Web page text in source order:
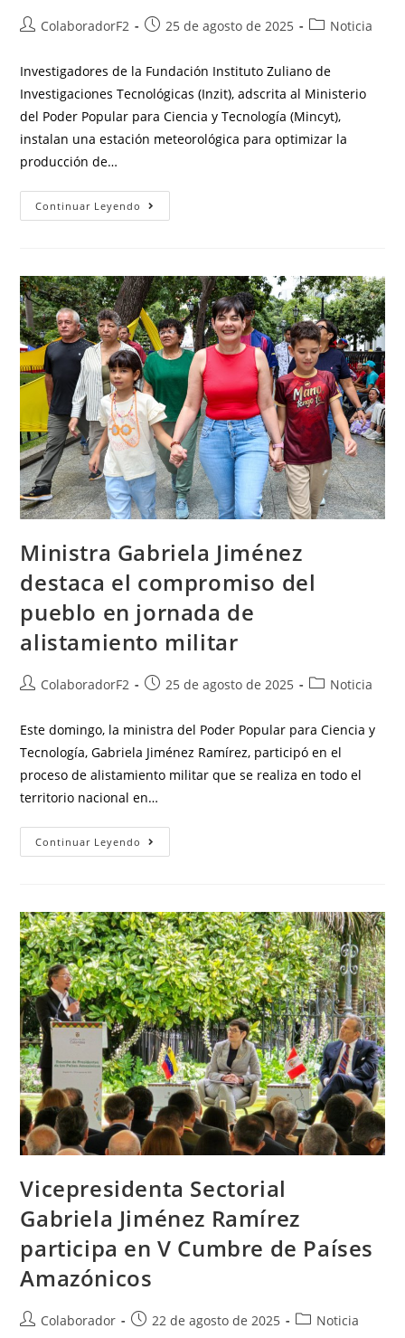
ColaboradorF2 25 de agosto de 2025 Noticia
Investigadores de la Fundación Instituto Zuliano de
Investigaciones Tecnológicas (Inzit), adscrita al Ministerio
del Poder Popular para Ciencia y Tecnología (Mincyt),
instalan una estación meteorológica para optimizar la
producción de…
Continuar Leyendo
Ministra Gabriela Jiménez
destaca el compromiso del
pueblo en jornada de
alistamiento militar
ColaboradorF2 25 de agosto de 2025 Noticia
Este domingo, la ministra del Poder Popular para Ciencia y
Tecnología, Gabriela Jiménez Ramírez, participó en el
proceso de alistamiento militar que se realiza en todo el
territorio nacional en…
Continuar Leyendo
Vicepresidenta Sectorial
Gabriela Jiménez Ramírez
participa en V Cumbre de Países
Amazónicos
Colaborador 22 de agosto de 2025 Noticia